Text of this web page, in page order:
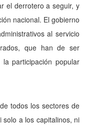
el derrotero a seguir, y
nacional. El gobierno
al servicio
que han de ser
participación popular
todos los sectores de
solo a los capitalinos, ni